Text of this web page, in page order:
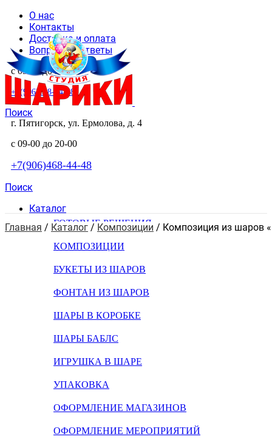
О нас
Контакты
Доставка и оплата
Вопросы и ответы
с 09-00 до 20-00
+7(906)468-44-48
Поиск
г. Пятигорск, ул. Ермолова, д. 4
с 09-00 до 20-00
+7(906)468-44-48
Поиск
Каталог
ГОТОВЫЕ РЕШЕНИЯ
КОМПОЗИЦИИ
БУКЕТЫ ИЗ ШАРОВ
ФОНТАН ИЗ ШАРОВ
ШАРЫ В КОРОБКЕ
ШАРЫ БАБЛС
ИГРУШКА В ШАРЕ
УПАКОВКА
ОФОРМЛЕНИЕ МАГАЗИНОВ
ОФОРМЛЕНИЕ МЕРОПРИЯТИЙ
Главная / Каталог / Композиции / Композиция из шаров